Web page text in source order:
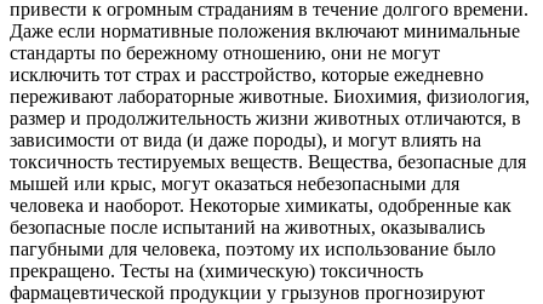
привести к огромным страданиям в течение долгого времени.
Даже если нормативные положения включают минимальные
стандарты по бережному отношению, они не могут
исключить тот страх и расстройство, которые ежедневно
переживают лабораторные животные. Биохимия, физиология,
размер и продолжительность жизни животных отличаются, в
зависимости от вида (и даже породы), и могут влиять на
токсичность тестируемых веществ. Вещества, безопасные для
мышей или крыс, могут оказаться небезопасными для
человека и наоборот. Некоторые химикаты, одобренные как
безопасные после испытаний на животных, оказывались
пагубными для человека, поэтому их использование было
прекращено. Тесты на (химическую) токсичность
фармацевтической продукции у грызунов прогнозируют